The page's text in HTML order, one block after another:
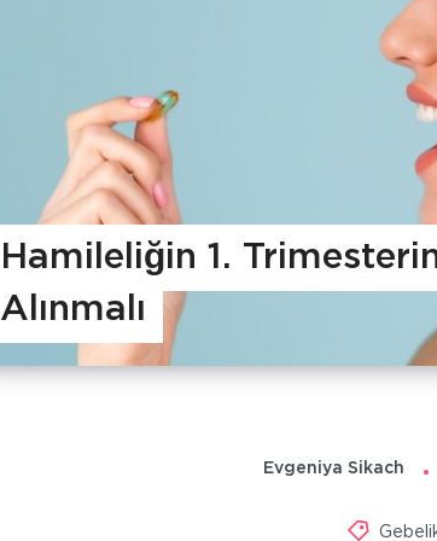
Hamileliğin 1.
Alınmalı
Evgeniya Sikach